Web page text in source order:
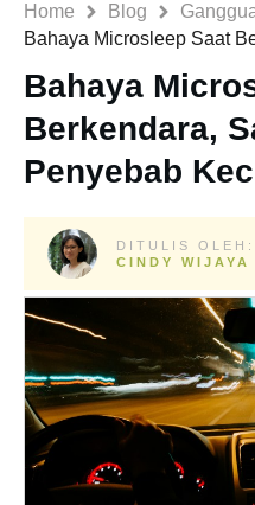
Home Blog
Bahaya
Berkendara,
Penyebab
DITULIS OLEH:
CINDY WIJAYA